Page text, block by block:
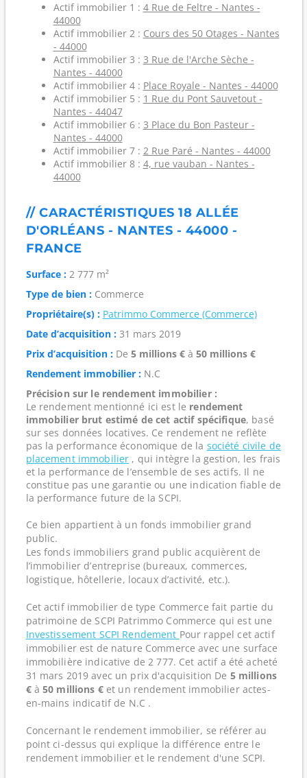
Actif immobilier 1 : 4 Rue de Feltre - Nantes -
44000
Actif immobilier 2 : Cours des 50 Otages - Nantes
- 44000
Actif immobilier 3 : 3 Rue de l'Arche Sèche -
Nantes - 44000
Actif immobilier 4 : Place Royale - Nantes - 44000
Actif immobilier 5 : 1 Rue du Pont Sauvetout -
Nantes - 44047
Actif immobilier 6 : 3 Place du Bon Pasteur -
Nantes - 44000
Actif immobilier 7 : 2 Rue Paré - Nantes - 44000
Actif immobilier 8 : 4, rue vauban - Nantes -
44000
// CARACTÉRISTIQUES 18 ALLÉE
D'ORLÉANS - NANTES - 44000 -
FRANCE
Surface :2 777 m²
Type de bien :Commerce
Propriétaire(s) : Patrimmo Commerce (Commerce)
Date d’acquisition :31 mars 2019
Prix d’acquisition :De 5 millions €à 50 millions €
Rendement immobilier :N.C
Précision sur le rendement immobilier :
Le rendement mentionné ici est le rendement
immobilier brut estimé de cet actif spécifique, basé
sur ses données locatives. Ce rendement ne reflète
pas la performance économique de la société civile de
placement immobilier , qui intègre la gestion, les frais
et la performance de l’ensemble de ses actifs. Il ne
constitue pas une garantie ou une indication fiable de
la performance future de la SCPI.
Ce bien appartient à un fonds immobilier grand
public.
Les fonds immobiliers grand public acquièrent de
l’immobilier d’entreprise (bureaux, commerces,
logistique, hôtellerie, locaux d’activité, etc.).
Cet actif immobilier de type Commerce fait partie du
patrimoine de SCPI Patrimmo Commerce qui est une
Investissement SCPI Rendement Pour rappel cet actif
immobilier est de nature Commerce avec une surface
immobilière indicative de 2 777. Cet actif a été acheté
31 mars 2019 avec un prix d'acquisition De 5 millions
€à50 millions €et un rendement immobilier actes-
en-mains indicatif de N.C .
Concernant le rendement immobilier, se référer au
point ci-dessus qui explique la différence entre le
rendement immobilier et le rendement d'une SCPI.